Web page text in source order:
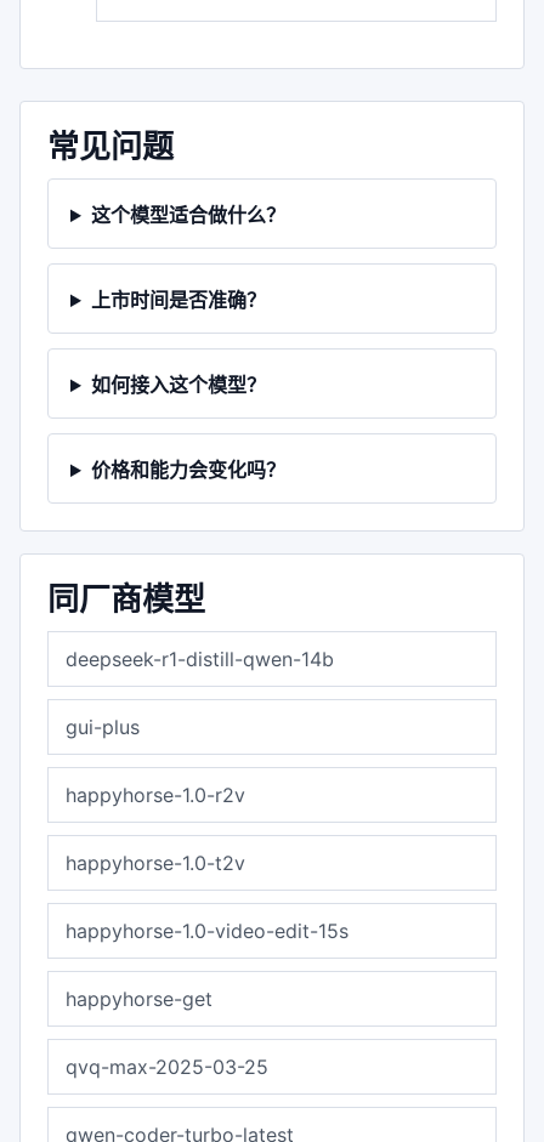
常见问题
这个模型适合做什么？
上市时间是否准确？
如何接入这个模型？
价格和能力会变化吗？
同厂商模型
deepseek-r1-distill-qwen-14b
gui-plus
happyhorse-1.0-r2v
happyhorse-1.0-t2v
happyhorse-1.0-video-edit-15s
happyhorse-get
qvq-max-2025-03-25
qwen-coder-turbo-latest